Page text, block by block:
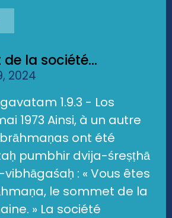
la société...
2024
1.9.3 - Los
1973 Ainsi, à un autre
ont été
pumbhir dvija-śreṣṭhā
: « Vous êtes
le sommet de la
» La société